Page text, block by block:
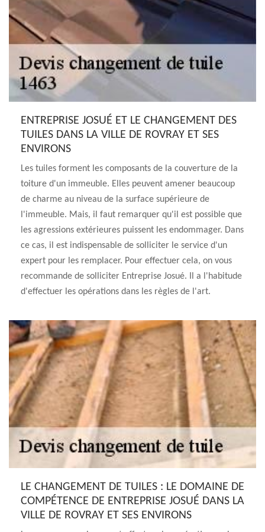
ENTREPRISE JOSUÉ ET LE CHANGEMENT DES
TUILES DANS LA VILLE DE ROVRAY ET SES
ENVIRONS
Les tuiles forment les composants de la couverture de la
toiture d'un immeuble. Elles peuvent amener beaucoup
de charme au niveau de la surface supérieure de
l'immeuble. Mais, il faut remarquer qu'il est possible que
les agressions extérieures puissent les endommager. Dans
ce cas, il est indispensable de solliciter le service d'un
expert pour les remplacer. Pour effectuer cela, on vous
recommande de solliciter Entreprise Josué. Il a l'habitude
d'effectuer les opérations dans les règles de l'art.
LE CHANGEMENT DE TUILES : LE DOMAINE DE
COMPÉTENCE DE ENTREPRISE JOSUÉ DANS LA
VILLE DE ROVRAY ET SES ENVIRONS